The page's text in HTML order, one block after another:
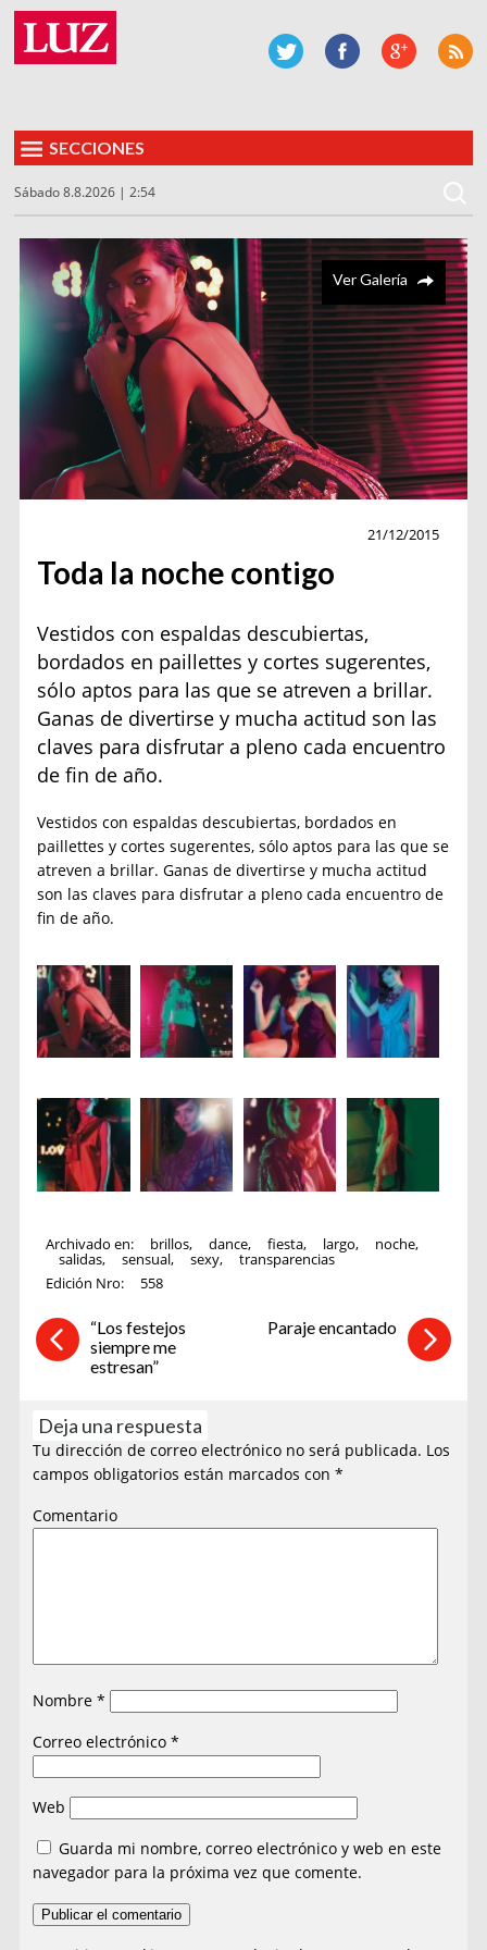
SECCIONES
Sábado 8.8.2026 | 2:54
Ver Galería
21/12/2015
Toda la noche contigo
Vestidos con espaldas descubiertas,
bordados en paillettes y cortes sugerentes,
sólo aptos para las que se atreven a brillar.
Ganas de divertirse y mucha actitud son las
claves para disfrutar a pleno cada encuentro
de fin de año.
Vestidos con espaldas descubiertas, bordados en
paillettes y cortes sugerentes, sólo aptos para las que se
atreven a brillar. Ganas de divertirse y mucha actitud
son las claves para disfrutar a pleno cada encuentro de
fin de año.
Archivado en: brillos, dance, fiesta, largo, noche,
salidas, sensual, sexy,
transparencias
Edición Nro:
558
“Los festejos
siempre me
estresan”
Paraje encantado
Deja una respuesta
Tu dirección de correo electrónico no será publicada. Los
campos obligatorios están marcados con*
Comentario
Nombre*
Correo electrónico*
Web
Guarda mi nombre, correo electrónico y web en este
navegador para la próxima vez que comente.